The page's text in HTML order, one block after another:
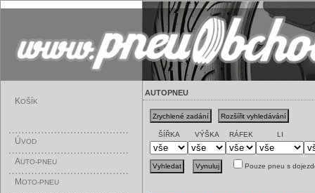
KOŠÍK
ÚVOD
AUTO-PNEU
MOTO-PNEU
AUTOPNEU
ŠÍŘKA VÝŠKA RÁFEK LI
Pouze pneu s